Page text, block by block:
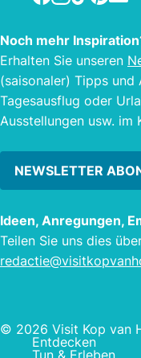
Noch mehr
Erhalten Sie unseren
(saisonaler) Tipps und
Tagesausflug oder
Ausstellungen usw. im
NEWSLETTER
Ideen, Anregungen,
Teilen Sie uns dies
© 2026 Visit Kop van
Entdecken
Tun & Erleben